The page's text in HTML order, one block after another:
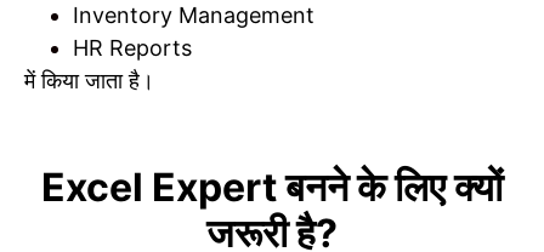
Inventory Management
HR Reports
में किया जाता है।
Excel Expert बनने के लिए क्यों
जरूरी है?